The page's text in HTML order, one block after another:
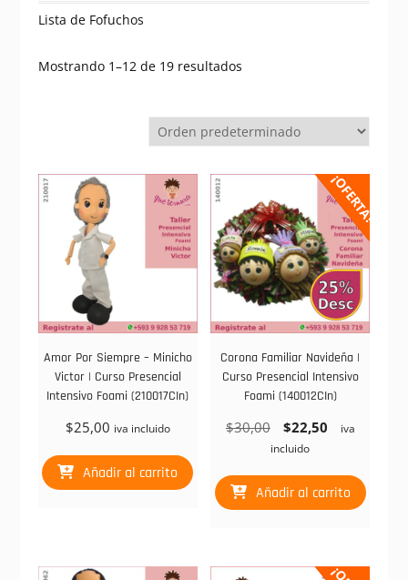
Lista de Fofuchos
Mostrando 1–12 de 19 resultados
Amor Por Siempre – Minicho
Victor | Curso Presencial
Intensivo Foami (210017CIn)
$25,00 iva incluido
Añadir al carrito
¡OFERTA!
Corona Familiar Navideña |
Curso Presencial Intensivo
Foami (140012CIn)
$30,00
El
precio
era:
$30,00.
$22,50
El
es:
$22,50.
iva
incluido
Añadir al carrito